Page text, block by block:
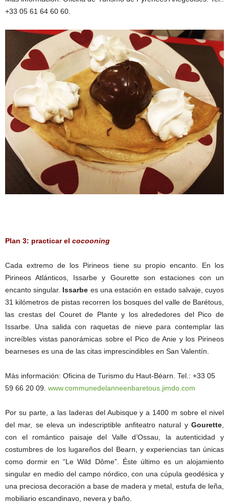
+33 05 61 64 60 60.
Plan 3: practicar el cocooning
Cada extremo de los Pirineos tiene su propio encanto. En los
Pirineos Atlánticos, Issarbe y Gourette son estaciones con un
encanto singular. Issarbe es una estación en estado salvaje, cuyos
31 kilómetros de pistas recorren los bosques del valle de Barétous,
las crestas del Couret de Plante y los alrededores del Pico de
Issarbe. Una salida con raquetas de nieve para contemplar las
increíbles vistas panorámicas sobre el Pico de Anie y los Pirineos
bearneses es una de las citas imprescindibles en San Valentín.
Más información: Oficina de Turismo du Haut-Béarn. Tel.: +33 05
59 66 20 09. www.communedelanneenbaretous.jimdo.com
Por su parte, a las laderas del Aubisque y a 1400 m sobre el nivel
del mar, se eleva un indescriptible anfiteatro natural y Gourette
con el romántico paisaje del Valle d’Ossau, la autenticidad y
costumbres de los lugareños del Bearn, y experiencias tan únicas
como dormir en “Le Wild Dôme”. Éste último es un alojamiento
singular en medio del campo nórdico, con una cúpula geodésica y
una preciosa decoración a base de madera y metal, estufa de leña,
mobiliario escandinavo, nevera y baño.